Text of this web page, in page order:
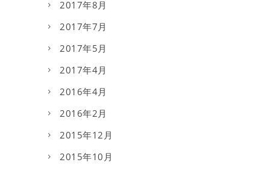
2017年8月
2017年7月
2017年5月
2017年4月
2016年4月
2016年2月
2015年12月
2015年10月